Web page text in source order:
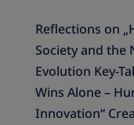
Reflections on
Society and the
Evolution Key-
Wins Alone –
Innovation“